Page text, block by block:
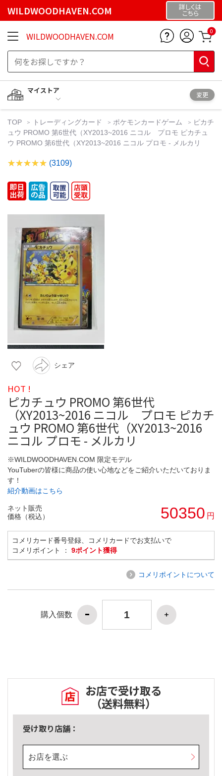
WILDWOODHAVEN.COM 詳しくは
こちら
WILDWOODHAVEN.COM 0
マイストア
変更
TOP トレーディングカード ポケモンカードゲーム
ピカチ
ュウ PROMO 第6世代（XY2013~2016 ニコル プロモ ピカチュ
ウ PROMO 第6世代（XY2013~2016 ニコル プロモ - メルカリ
(3109)
シェア
HOT !
ピカチュウ PROMO 第6世代
（XY2013~2016 ニコル プロモ ピカチ
ュウ PROMO 第6世代（XY2013~2016
ニコル プロモ - メルカリ
※WILDWOODHAVEN.COM 限定モデル
YouTuberの皆様に商品の使い心地などをご紹介いただいておりま
す！
紹介動画はこちら
ネット販売
価格（税込）
50350 円
コメリカード番号登録、コメリカードでお支払いで
コメリポイント ： 9ポイント獲得
コメリポイントについて
購入個数
お店で受け取る
（送料無料）
受け取り店舗：
お店を選ぶ